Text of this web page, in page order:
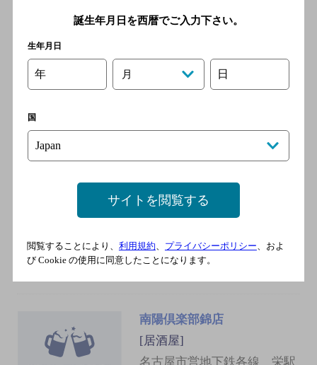
くずし割烹 和dining 一昇
[居酒屋]
栄駅 8番出口 徒歩3分／名鉄
大甚 錦店
[居酒屋]
名古屋市営名城線 栄（愛知
県）駅 1番口 徒歩3分
南陽倶楽部錦店
[居酒屋]
名古屋市営地下鉄各線 栄駅
誕生年月日を西暦でご入力下さい。
生年月日
年 月 日
国
サイトを閲覧する
閲覧することにより、 利用規約、 プライバシーポリシー、およ
び Cookie の使用に同意したことになります。